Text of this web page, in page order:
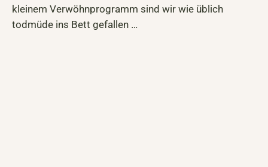
kleinem Verwöhnprogramm sind wir wie üblich
todmüde ins Bett gefallen …